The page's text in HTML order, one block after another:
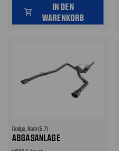
shopping_cart
IN DEN
WARENKORB
Dodge, Ram (5.7)
ABGASANLAGE